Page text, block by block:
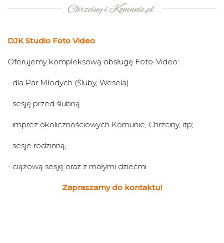
DJK Studio Foto Video
Oferujemy kompleksową obsługę Foto-Video:
- dla Par Młodych (Śluby, Wesela)
- sesję przed ślubną
- imprez okolicznościowych Komunie, Chrzciny, itp;
- sesje rodzinną,
- ciążową sesję oraz z małymi dziećmi
Zapraszamy do kontaktu!